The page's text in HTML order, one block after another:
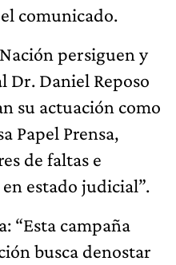
comunicado.
persiguen y
Dr. Daniel Reposo
su actuación como
Papel Prensa,
de faltas e
estado judicial”.
“Esta campaña
busca denostar